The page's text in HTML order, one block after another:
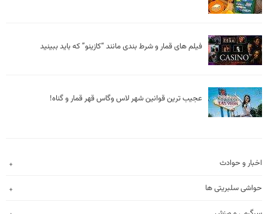
عجیب ترین قوانین شهر لاس وگاس قهر قمار و گناه!
اخبار و حوادث
حواشی سلبریتی ها